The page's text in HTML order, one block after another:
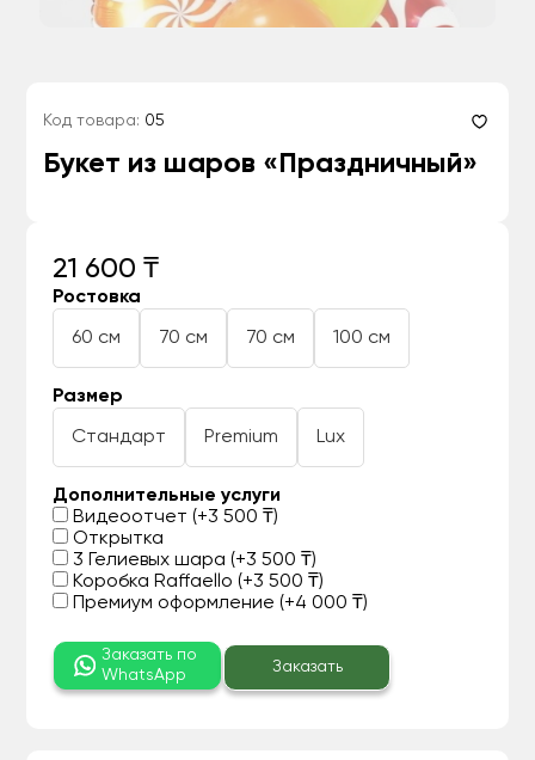
Код товара: 05
Букет из шаров «Праздничный»
21 600 ₸
Ростовка
60 см 70 см 70 см 100 см
Размер
Стандарт Premium Lux
Дополнительные услуги
Видеоотчет (+3 500 ₸)
Открытка
3 Гелиевых шара (+3 500 ₸)
Коробка Raffaello (+3 500 ₸)
Премиум оформление (+4 000 ₸)
Заказать по
WhatsApp
Заказать